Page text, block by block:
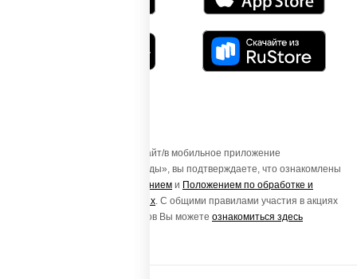
Осуществляя вход на этот Сайт/в мобильное приложение
«ПиццаСушиВок - доставка еды», вы подтверждаете, что ознакомлены
Пользовательским соглашением и Положением по обработке и
защите персональных данных . С общими правилами участия в акциях
и порядке получения подарков Вы можете ознакомиться здесь